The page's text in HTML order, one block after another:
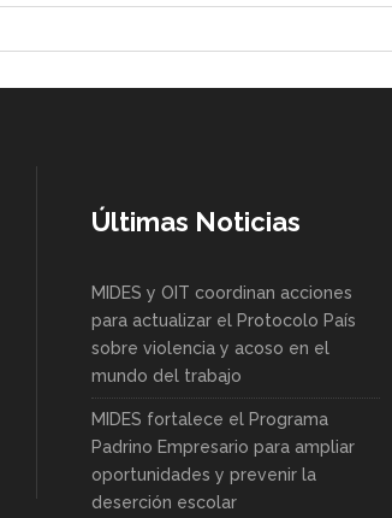
Últimas Noticias
MIDES y OIT coordinan acciones
para actualizar el Protocolo País
sobre violencia y acoso en el
mundo del trabajo
MIDES fortalece el Programa
Padrino Empresario para ampliar
oportunidades y prevenir la
deserción escolar